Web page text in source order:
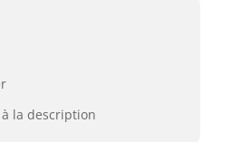
la description